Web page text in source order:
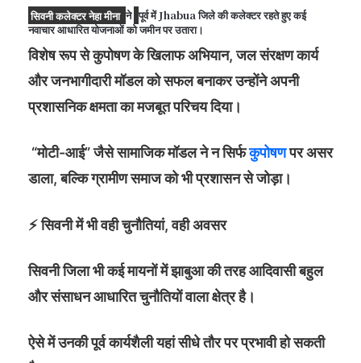
सिवनी कलेक्टर नेहा मीना ने पूर्व में Jhabua जिले की कलेक्टर रहते हुए कई
नवाचार आधारित योजनाओं को जमीन पर उतारा।
विशेष रूप से कुपोषण के खिलाफ अभियान, जल संरक्षण कार्य
और जनभागीदारी मॉडल को सफल बनाकर उन्होंने अपनी
प्रशासनिक क्षमता का मजबूत परिचय दिया।
“मोटी-आई” जैसे सामाजिक मॉडल ने न सिर्फकुपोषणपर असर
डाला, बल्कि ग्रामीण समाज को भी प्रशासन से जोड़ा।
⚡ सिवनी में भी वही चुनौतियां, वही अवसर
सिवनी जिला भी कई मायनों में झाबुआ की तरह आदिवासी बहुल
और संसाधन आधारित चुनौतियों वाला क्षेत्र है।
ऐसे में उनकी पूर्व कार्यशैली यहां सीधे तौर पर प्रभावी हो सकती